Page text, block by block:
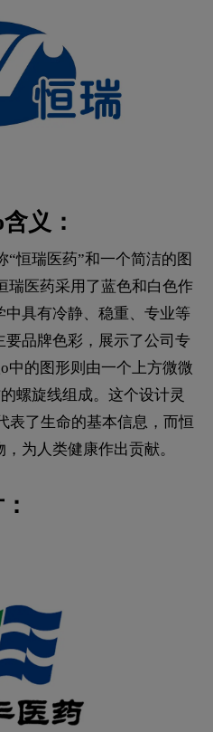
义：
恒瑞医药”和一个简洁的图
瑞医药采用了蓝色和白色作
具有冷静、稳重、专业等
品牌色彩，展示了公司专
中的图形则由一个上方微微
螺旋线组成。这个设计灵
表了生命的基本信息，而恒
为人类健康作出贡献。